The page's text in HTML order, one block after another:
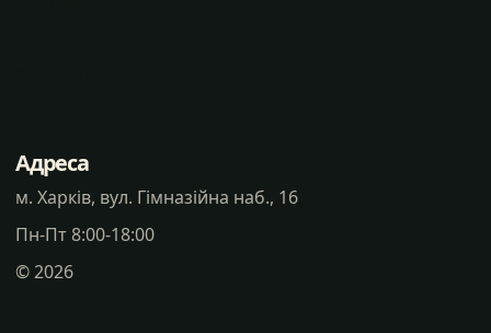
Адреса
м. Харків, вул. Гімназійна наб., 16
Пн-Пт 8:00-18:00
©2026